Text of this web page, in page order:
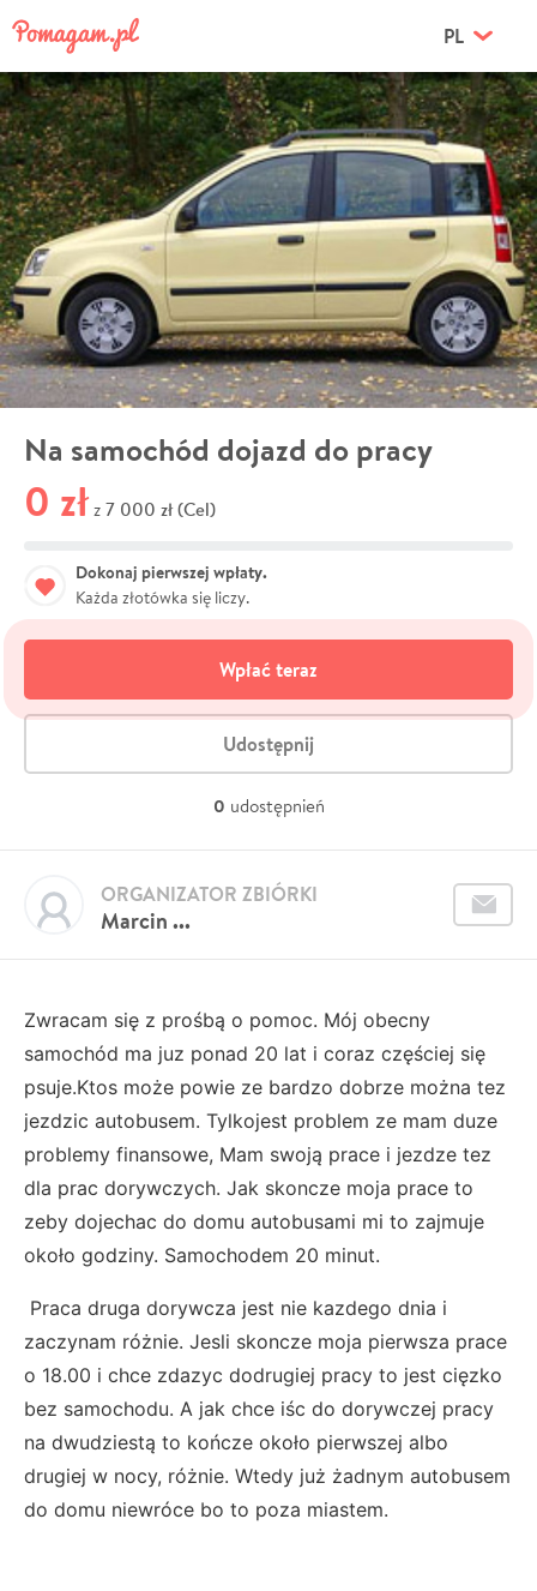
PL
Na samochód dojazd do pracy
0 zł z 7 000 zł (Cel)
Dokonaj pierwszej wpłaty.
Każda złotówka się liczy.
Wpłać teraz
Udostępnij
0 udostępnień
Marcin ...
ORGANIZATOR ZBIÓRKI
Zwracam się z prośbą o pomoc. Mój obecny
samochód ma juz ponad 20 lat i coraz częściej się
psuje.Ktos może powie ze bardzo dobrze można tez
jezdzic autobusem. Tylkojest problem ze mam duze
problemy finansowe, Mam swoją prace i jezdze tez
dla prac dorywczych. Jak skoncze moja prace to
zeby dojechac do domu autobusami mi to zajmuje
około godziny. Samochodem 20 minut.
Praca druga dorywcza jest nie kazdego dnia i
zaczynam różnie. Jesli skoncze moja pierwsza prace
o 18.00 i chce zdazyc dodrugiej pracy to jest cięzko
bez samochodu. A jak chce iśc do dorywczej pracy
na dwudziestą to kończe około pierwszej albo
drugiej w nocy, różnie. Wtedy już żadnym autobusem
do domu niewróce bo to poza miastem.